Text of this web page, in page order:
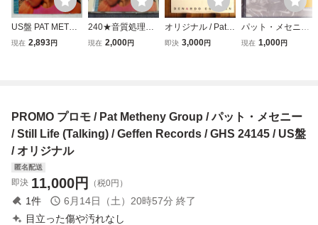
US盤 PAT METHE
NY STILL LIFE (T
現在 2,893円
240★音質処理CD
★パットメセニー/
分世界一
現在 2,000円
オリジナル / Pat M
etheny / パットメ
即決 3,000円
パット・メセニ
ー・グループ / PA
現在 1,000円
PROMO プロモ / Pat Metheny Group / パット・メセニー
/ Still Life (Talking) / Geffen Records / GHS 24145 / US盤
/ オリジナル
匿名配送
即決 11,000円 （税0円）
1件 6月14日（土）20時57分 終了
目立った傷や汚れなし